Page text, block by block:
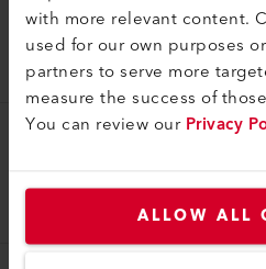
with more relevant content.
used for our own purposes
partners to serve more
measure the success of
You can review ourPrivacy
ALLOW ALL
Rohrdüse
Rohrdüse (ø 36.5) ø 5
105.818
105.819